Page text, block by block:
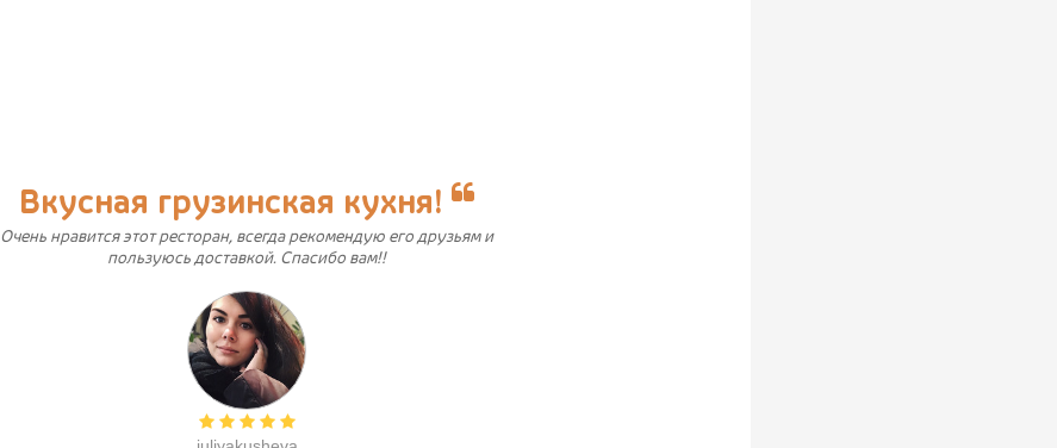
Вкусная грузинская кухня!
Очень нравится этот ресторан, всегда рекомендую его друзьям и
пользуюсь доставкой. Спасибо вам!!